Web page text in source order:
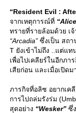
“Resident Evil :
จากเหตุการณ์ที่
ทรายที่รายล้อมด้วย เ
“Arcadia” ซึ่งเป็น สถา
T ยังเข้าไม่ถึง ..แต่แ
เพื่อไปเคลียร์ในอีกภา
เสียก่อน และเมื่อเปิด
ภารกิจที่อลิซ อยากเค
การไปถล่มรังร่ม
สุดอย่าง “Wesker” ซึ่